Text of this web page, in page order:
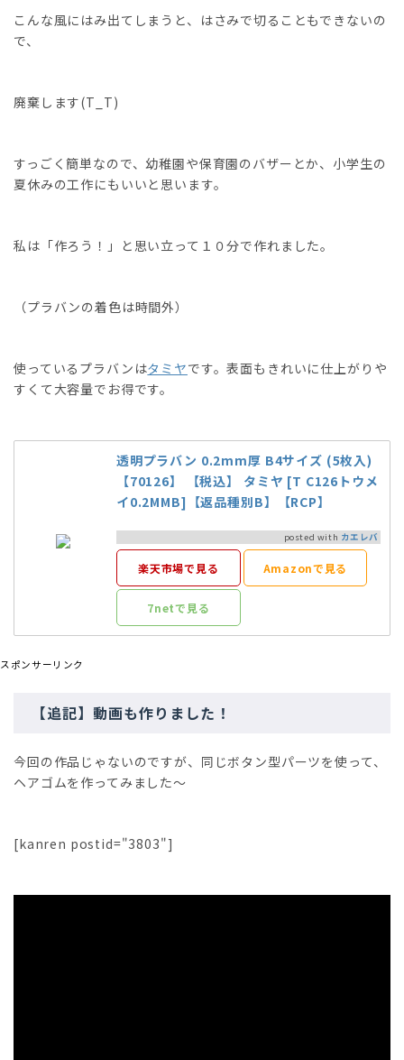
こんな風にはみ出てしまうと、はさみで切ることもできないの
で、
廃棄します(T_T)
すっごく簡単なので、幼稚園や保育園のバザーとか、小学生の
夏休みの工作にもいいと思います。
私は「作ろう！」と思い立って１０分で作れました。
（プラバンの着色は時間外）
使っているプラバンはタミヤです。表面もきれいに仕上がりや
すくて大容量でお得です。
透明プラバン 0.2mm厚 B4サイズ (5枚入)
【70126】 【税込】 タミヤ [T C126トウメ
イ0.2MMB]【返品種別B】【RCP】
posted with カエレバ
楽天市場で見る Amazonで見る
7netで見る
スポンサーリンク
【追記】動画も作りました！
今回の作品じゃないのですが、同じボタン型パーツを使って、
ヘアゴムを作ってみました〜
[kanren postid="3803"]